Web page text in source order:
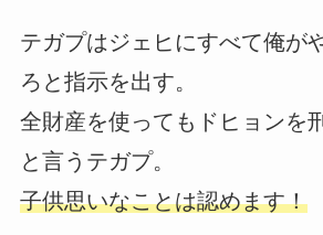
テガプはジェヒにすべて俺が
ろと指示を出す。
全財産を使ってもドヒョンを
と言うテガプ。
子供思いなことは認めます！